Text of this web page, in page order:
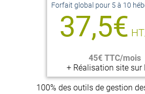
Forfait global pour 5 à 10
37,5€
45€ TTC/mois
+ Réalisation site sur
100% des outils de gestion